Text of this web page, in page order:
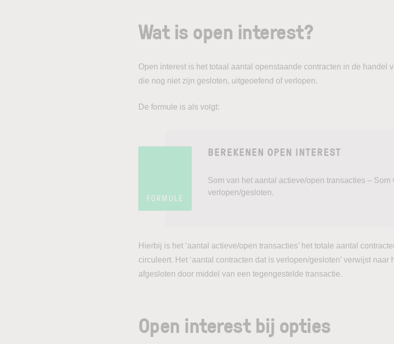
Wat is open interest?
Open interest is het totaal aantal openstaande contracten in de handel
die nog niet zijn gesloten, uitgeoefend of verlopen.
De formule is als volgt:
FORMULE
BEREKENEN OPEN INTEREST
Som van het aantal actieve/open transacties –
verlopen/gesloten.
Hierbij is het ‘aantal actieve/open transacties’ het totale aantal
circuleert. Het ‘aantal contracten dat is verlopen/gesloten’ verwijst
afgesloten door middel van een tegengestelde transactie.
Open interest bij opties